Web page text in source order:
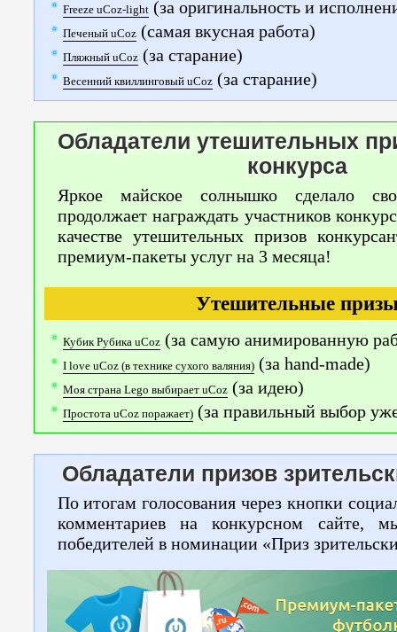
Freeze uCoz-light(за оригинальность и
Печеный uCoz(самая вкусная работа)
Пляжный uCoz(за старание)
Весенний квиллинговый uCoz(за старание)
Обладатели утешительных
конкурса
Яркое майское солнышко сделало
продолжает награждать участников
качестве утешительных призов
премиум-пакеты услуг на 3 месяца!
Утешительные
Кубик Рубика uCoz(за самую анимированную
I love uCoz (в технике сухого валяния)(за hand-made)
Моя страна Lego выбирает uCoz(за идею)
Простота uCoz поражает)(за правильный выбор
Обладатели призов
По итогам голосования через кнопки
комментариев на конкурсном сайте,
победителей в номинации «Приз